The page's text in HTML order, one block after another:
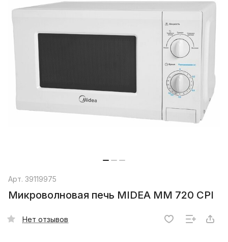
Арт. 39119975
Микроволновая печь MIDEA MM 720 CPI
Нет отзывов